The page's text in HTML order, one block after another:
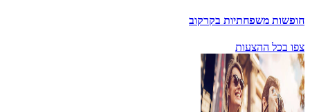
חופשות משפחתיות בקרקוב
צפו בכל ההצעות